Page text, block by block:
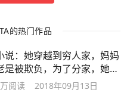
TA的热门作品
说：她穿越到穷人家，妈妈
是被欺负，为了分家，她使
苦肉计
阅读 2018年09月13日